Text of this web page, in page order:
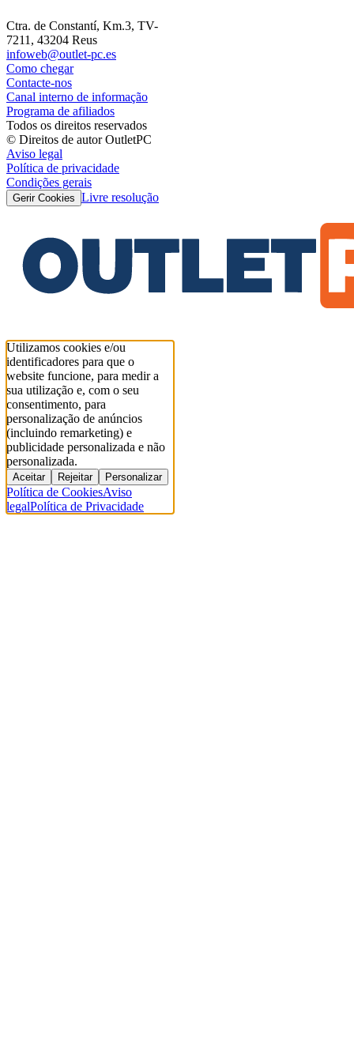
Ctra. de Constantí, Km.3, TV-
7211, 43204 Reus
infoweb@outlet-pc.es
Como chegar
Contacte-nos
Canal interno de informação
Programa de afiliados
Todos os direitos reservados
© Direitos de autor OutletPC
Aviso legal
Política de privacidade
Condições gerais
Gerir Cookies Livre resolução
Utilizamos cookies e/ou
identificadores para que o
website funcione, para medir a
sua utilização e, com o seu
consentimento, para
personalização de anúncios
(incluindo remarketing) e
publicidade personalizada e não
personalizada.
Aceitar Rejeitar Personalizar
Política de CookiesAviso
legalPolítica de Privacidade